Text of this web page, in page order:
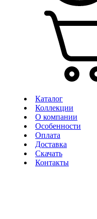
Каталог
Коллекции
О компании
Особенности
Оплата
Доставка
Скачать
Контакты